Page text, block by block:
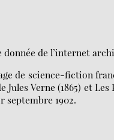
donnée de l’internet
de science-fiction
Verne (1865) et
septembre 1902.